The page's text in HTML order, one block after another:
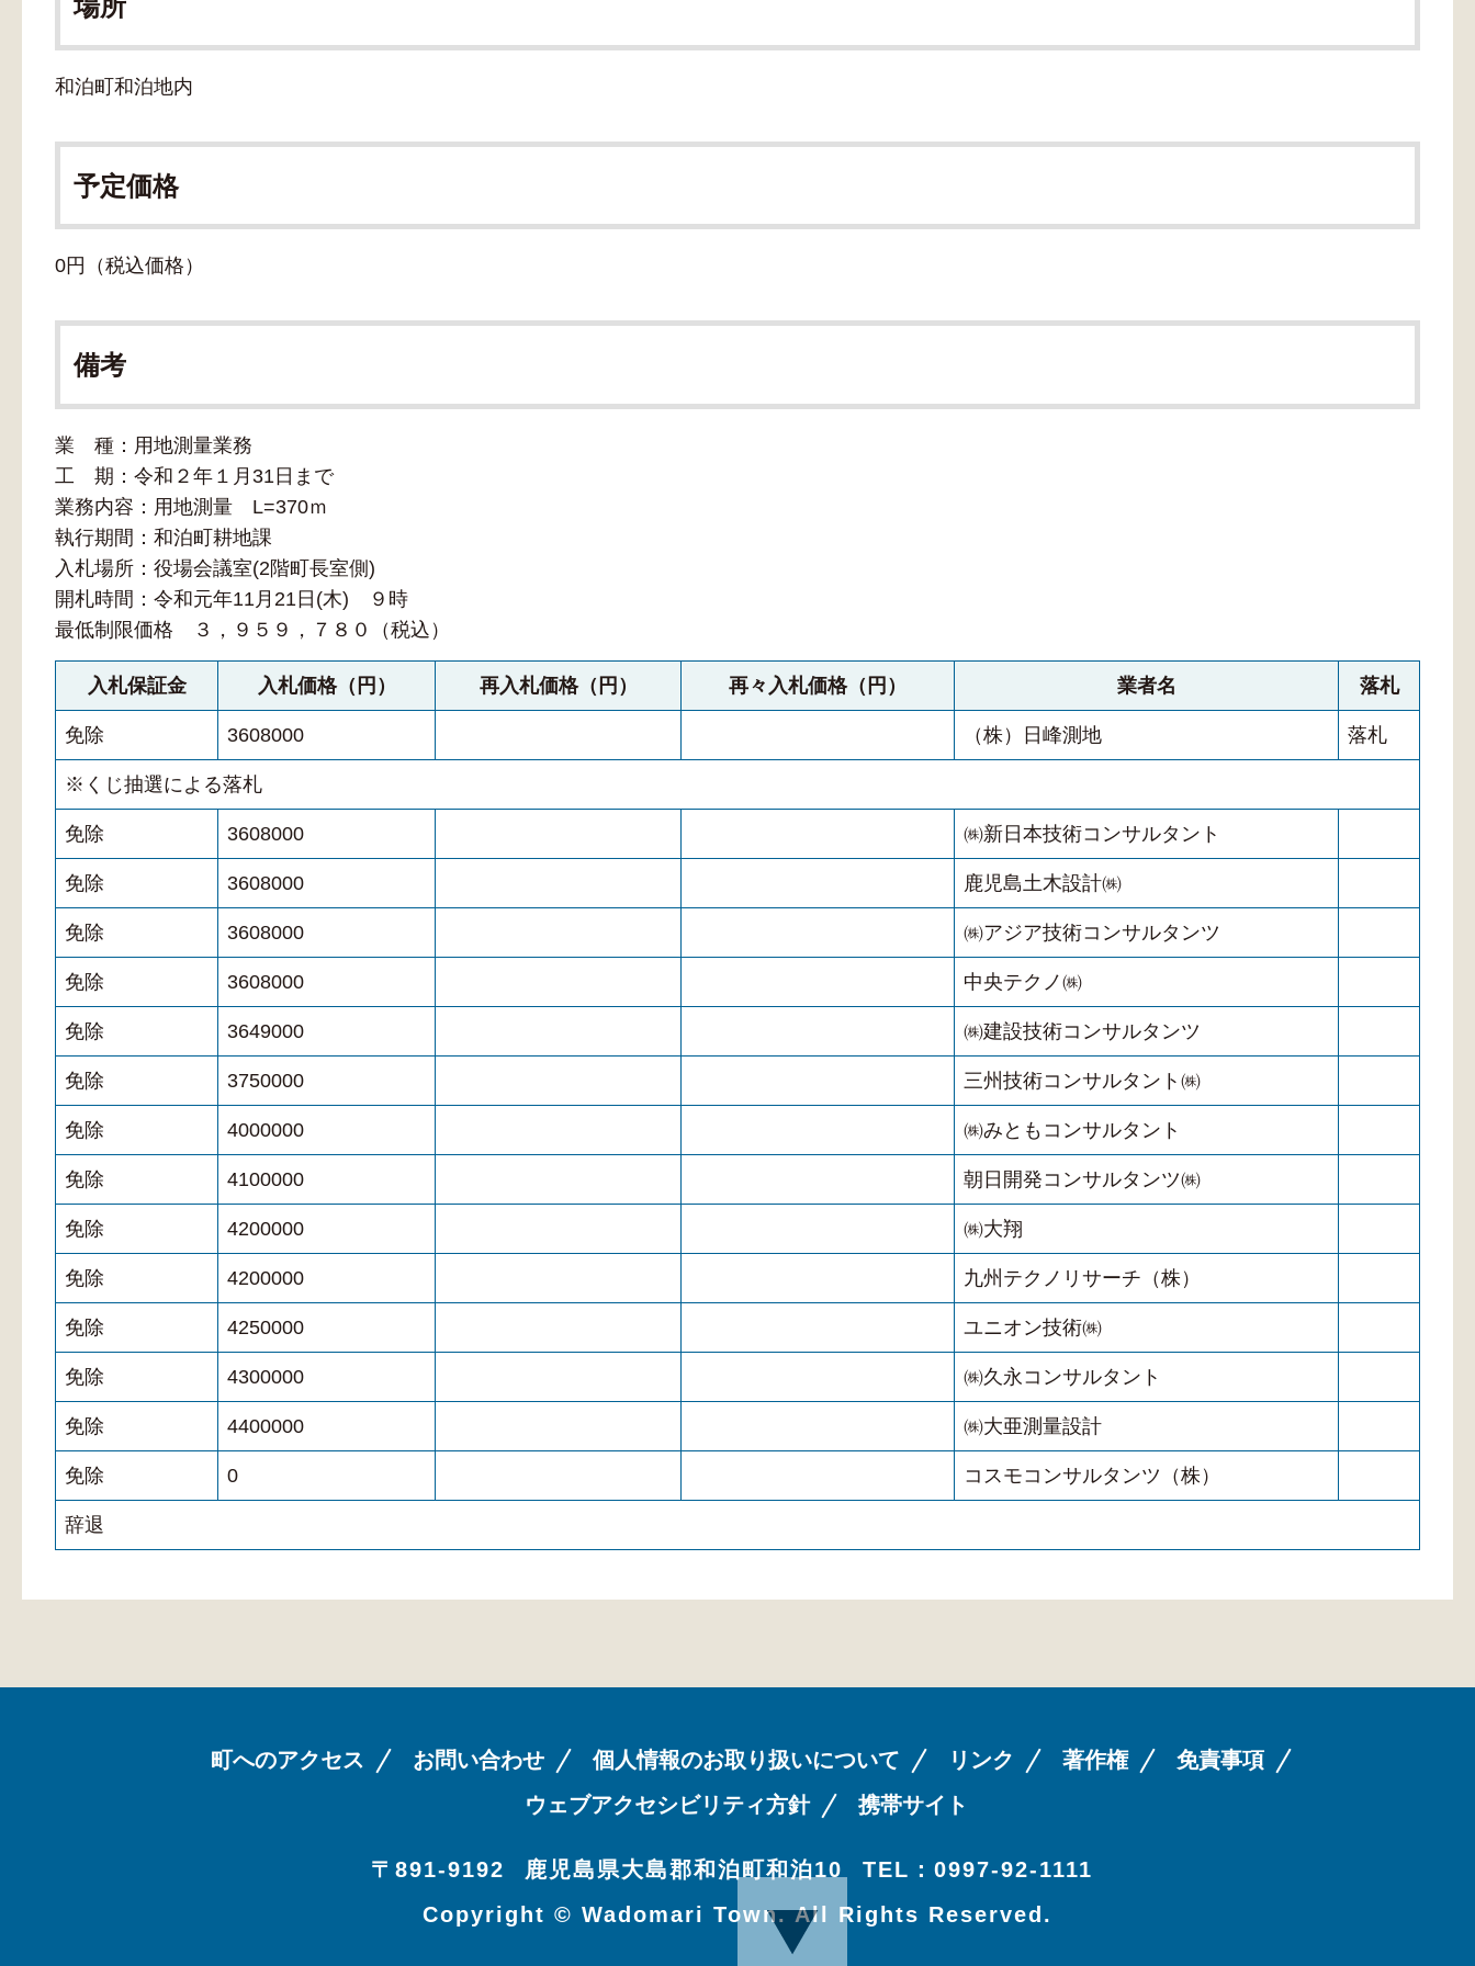
場所
和泊町和泊地内
予定価格
0円（税込価格）
備考
業 種：用地測量業務
工 期：令和２年１月31日まで
業務内容：用地測量 L=370ｍ
執行期間：和泊町耕地課
入札場所：役場会議室(2階町長室側)
開札時間：令和元年11月21日(木) ９時
最低制限価格 ３，９５９，７８０（税込）
入札保証金 入札価格（円） 再入札価格（円） 再々入札価格（円） 業者名 落札
免除 3608000 （株）日峰測地 落札
※くじ抽選による落札
免除 3608000 ㈱新日本技術コンサルタント
免除 3608000 鹿児島土木設計㈱
免除 3608000 ㈱アジア技術コンサルタンツ
免除 3608000 中央テクノ㈱
免除 3649000 ㈱建設技術コンサルタンツ
免除 3750000 三州技術コンサルタント㈱
免除 4000000 ㈱みともコンサルタント
免除 4100000 朝日開発コンサルタンツ㈱
免除 4200000 ㈱大翔
免除 4200000 九州テクノリサーチ（株）
免除 4250000 ユニオン技術㈱
免除 4300000 ㈱久永コンサルタント
免除 4400000 ㈱大亜測量設計
免除 0 コスモコンサルタンツ（株）
辞退
町へのアクセス お問い合わせ 個人情報のお取り扱いについて リンク 著作権
免責事項
ウェブアクセシビリティ方針
携帯サイト
〒891-9192 鹿児島県大島郡和泊町和泊10
TEL：0997-92-1111
Copyright © Wadomari Town. All Rights Reserved.